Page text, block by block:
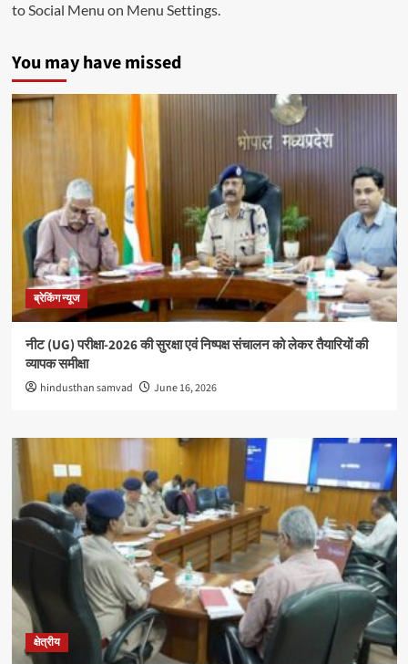
to Social Menu on Menu Settings.
You may have missed
ब्रेकिंग न्यूज
नीट (UG) परीक्षा-2026 की सुरक्षा एवं निष्पक्ष संचालन को लेकर तैयारियों की
व्यापक समीक्षा
hindusthan samvad June 16, 2026
क्षेत्रीय